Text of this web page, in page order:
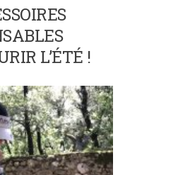
L’ÉTÉ !